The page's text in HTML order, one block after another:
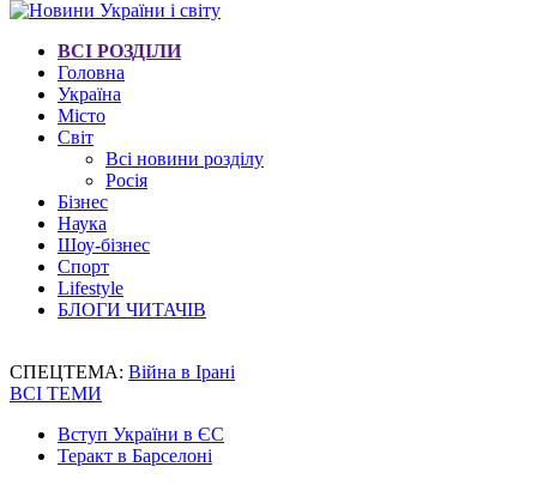
ВСІ РОЗДІЛИ
Головна
Україна
Місто
Світ
Всі новини розділу
Росія
Бізнес
Наука
Шоу-бізнес
Спорт
Lifestyle
БЛОГИ ЧИТАЧІВ
СПЕЦТЕМА: Війна в Ірані
ВСІ ТЕМИ
Вступ України в ЄС
Теракт в Барселоні